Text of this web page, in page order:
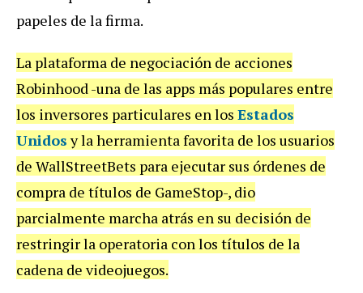
papeles de la firma.
La plataforma de negociación de acciones
Robinhood -una de las apps más populares entre
los inversores particulares en los Estados
Unidosy la herramienta favorita de los usuarios
de WallStreetBets para ejecutar sus órdenes de
compra de títulos de GameStop-, dio
parcialmente marcha atrás en su decisión de
restringir la operatoria con los títulos de la
cadena de videojuegos.